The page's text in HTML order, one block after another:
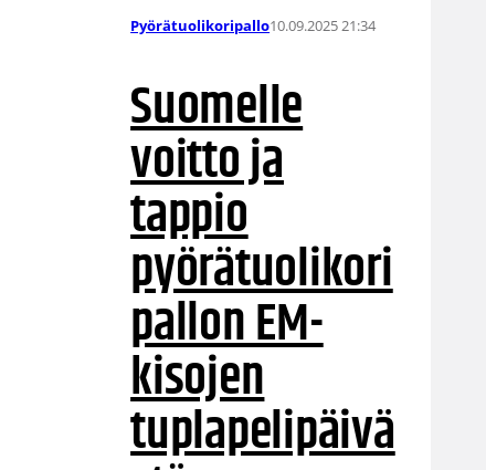
Pyörätuolikoripallo10.09.2025 21:34
Suomelle
voitto ja
tappio
pyörätuolikori
pallon EM-
kisojen
tuplapelipäivä